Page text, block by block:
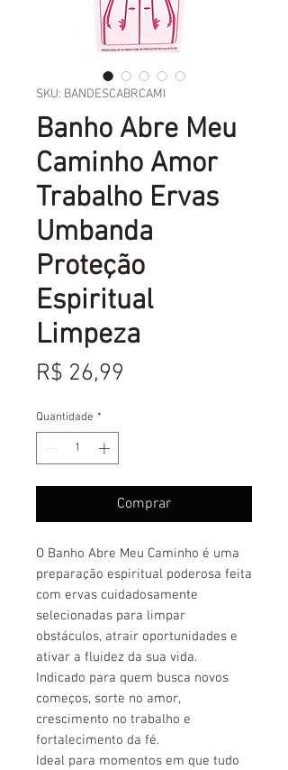
SKU: BANDESCABRCAMI
Banho Abre Meu
Caminho Amor
Trabalho Ervas
Umbanda
Proteção
Espiritual
Limpeza
R$ 26,99
Quantidade *
Comprar
O Banho Abre Meu Caminho é uma
preparação espiritual poderosa feita
com ervas cuidadosamente
selecionadas para limpar
obstáculos, atrair oportunidades e
ativar a fluidez da sua vida.
Indicado para quem busca novos
começos, sorte no amor,
crescimento no trabalho e
fortalecimento da fé.
Ideal para momentos em que tudo